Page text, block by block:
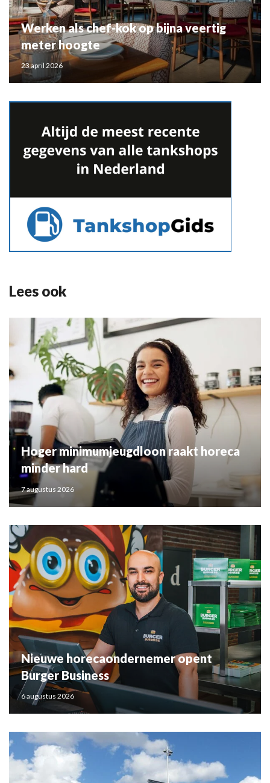
Werken als chef-kok op bijna veertig
meter hoogte
23 april 2026
Lees ook
Hoger minimumjeugdloon raakt horeca
minder hard
7 augustus 2026
Nieuwe horecaondernemer opent
Burger Business
6 augustus 2026